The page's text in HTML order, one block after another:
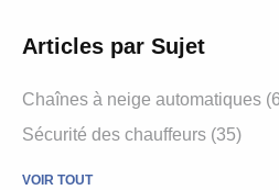
Articles par Sujet
Chaînes à neige automatiques
Sécurité des chauffeurs (35)
VOIR TOUT